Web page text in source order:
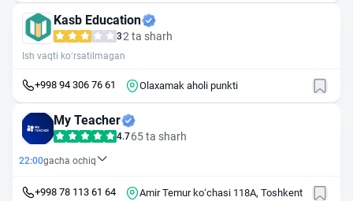
Kasb Education
32 ta sharh
Ish vaqti ko‘rsatilmagan
+998 94 306 76 61 Olaxamak aholi punkti
My Teacher
4.765 ta sharh
22:00gacha ochiq
+998 78 113 61 64 Amir Temur ko‘chasi 118А, Toshkent